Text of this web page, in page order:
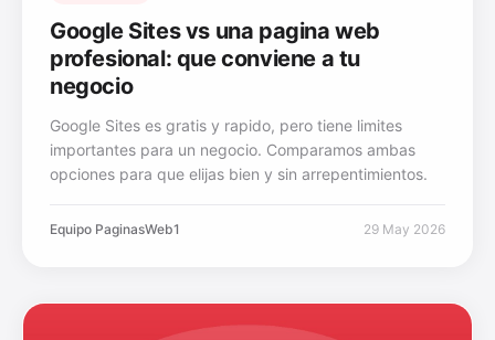
Google Sites vs una pagina web
profesional: que conviene a tu
negocio
Google Sites es gratis y rapido, pero tiene limites
importantes para un negocio. Comparamos ambas
opciones para que elijas bien y sin arrepentimientos.
Equipo PaginasWeb1 29 May 2026